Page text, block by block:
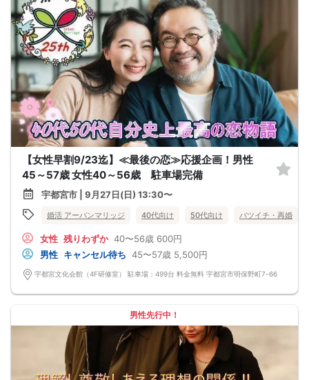
【女性早割9/23迄】≪最後の恋≫応援企画！男性
45～57歳 女性40～56歳 駐車場完備
宇都宮市 | 9月27日(日) 13:30〜
婚活 アーバンマリッジ 40代向け 50代向け バツイチ・再婚
女性 残りわずか 40〜56歳 600円
男性 キャンセル待ち 45〜57歳 5,500円
宇都宮文化会館（4F研修室） 駐車場：499台 料金無料 宇都宮市明保野町7-66
男性先行中！